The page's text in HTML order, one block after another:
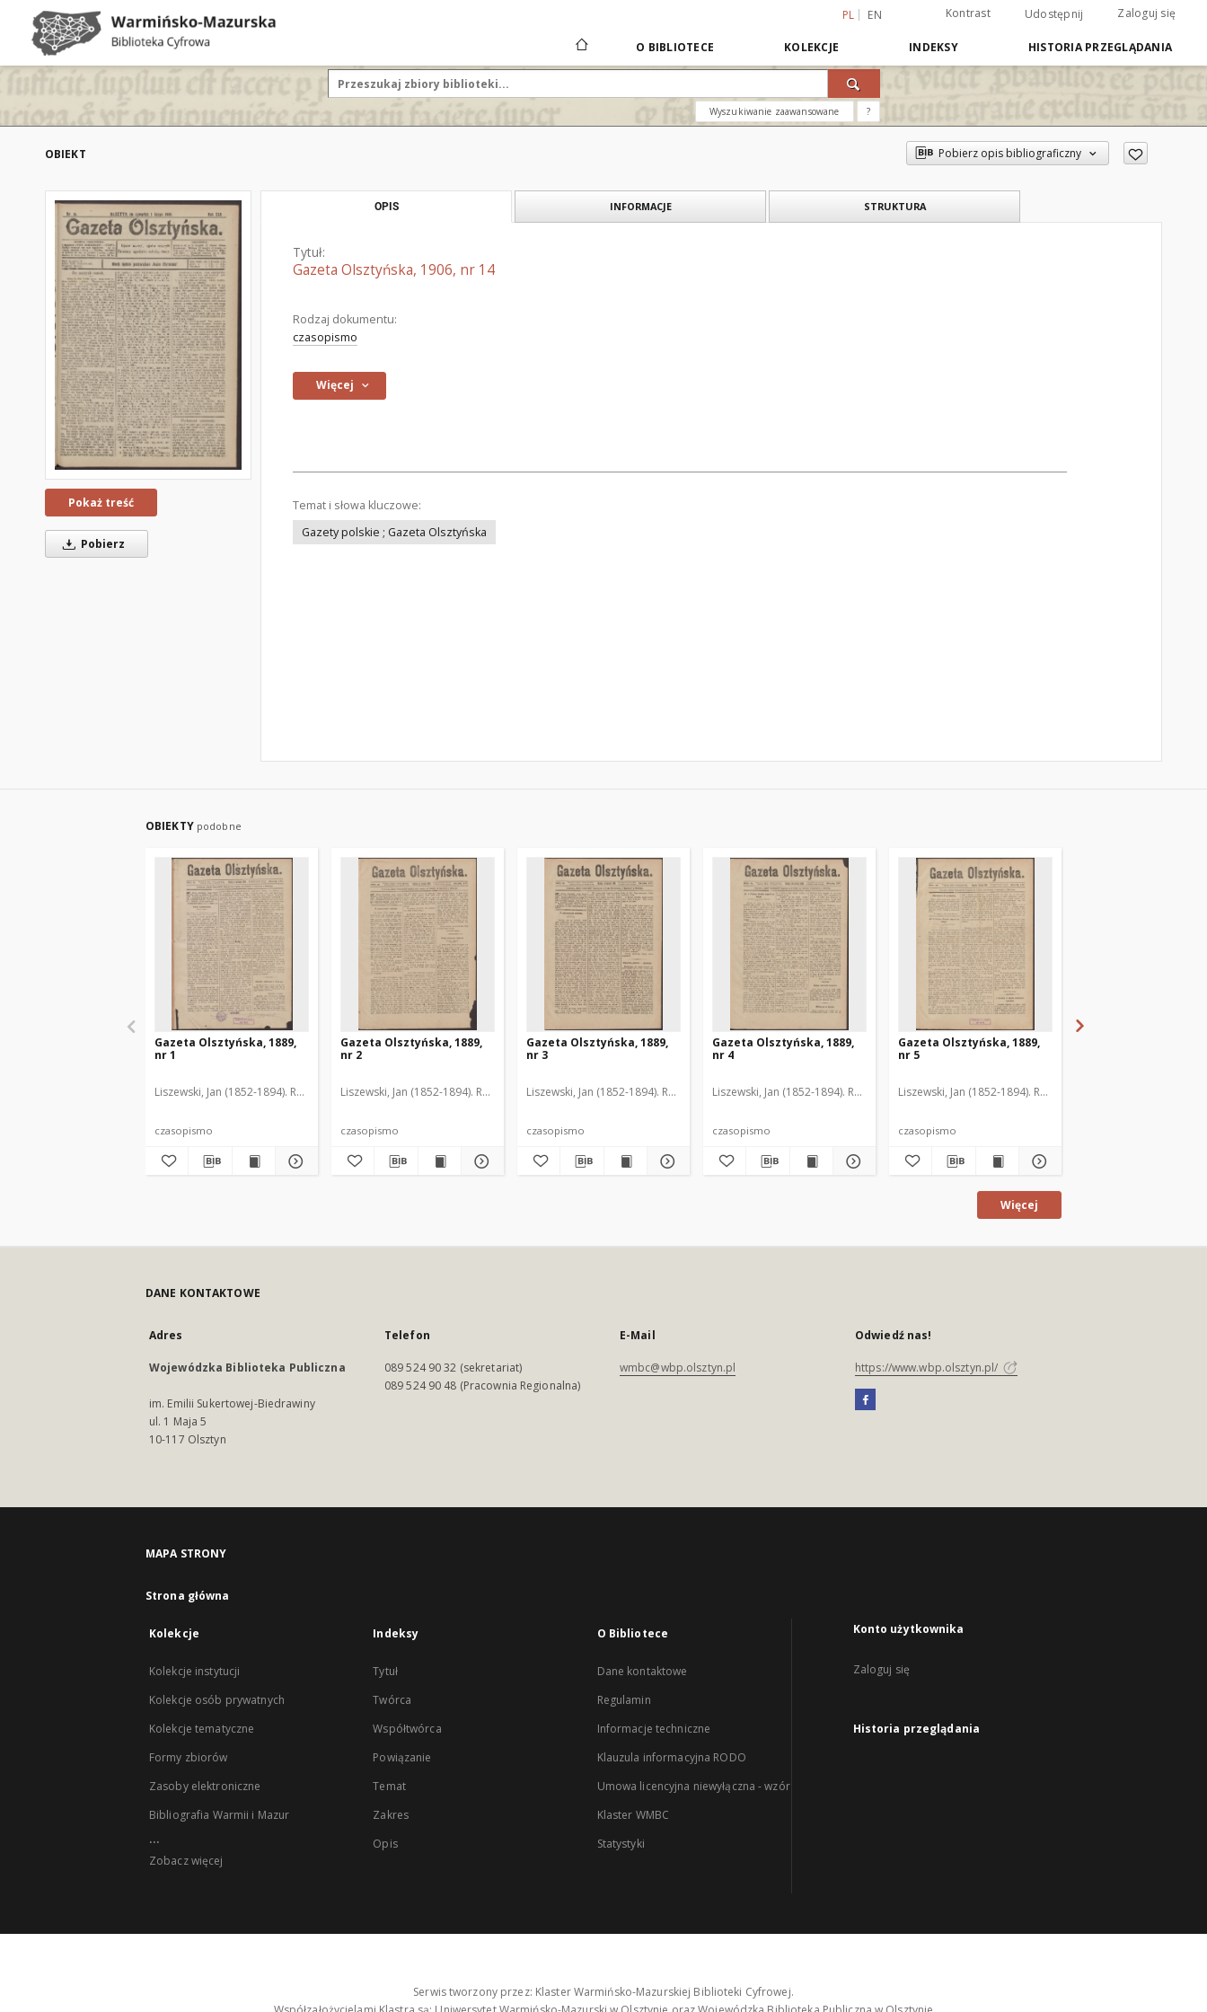
PL EN Kontrast Udostępnij Zaloguj się
O BIBLIOTECE KOLEKCJE INDEKSY HISTORIA PRZEGLĄDANIA
Wyszukiwanie zaawansowane ?
OBIEKT Pobierz opis bibliograficzny
Pokaż treść
Pobierz
OPIS INFORMACJE STRUKTURA
Tytuł:
Gazeta Olsztyńska, 1906, nr 14
Rodzaj dokumentu:
czasopismo
Więcej
Temat i słowa kluczowe:
Gazety polskie ; Gazeta Olsztyńska
OBIEKTY podobne
Gazeta Olsztyńska, 1889,
nr 1
Liszewski, Jan (1852-1894). Red.
czasopismo
Gazeta Olsztyńska, 1889,
nr 2
Liszewski, Jan (1852-1894). Red.
czasopismo
Gazeta Olsztyńska, 1889,
nr 3
Liszewski, Jan (1852-1894). Red.
czasopismo
Gazeta Olsztyńska, 1889,
nr 4
Liszewski, Jan (1852-1894). Red.
czasopismo
Gazeta Olsztyńska, 1889,
nr 5
Liszewski, Jan (1852-1894). Red.
czasopismo
Więcej
DANE KONTAKTOWE
Adres
Wojewódzka Biblioteka Publiczna
im. Emilii Sukertowej-Biedrawiny
ul. 1 Maja 5
10-117 Olsztyn
Telefon
089 524 90 32 (sekretariat)
089 524 90 48 (Pracownia Regionalna)
E-Mail
wmbc@wbp.olsztyn.pl
Odwiedź nas!
https://www.wbp.olsztyn.pl/
MAPA STRONY
Strona główna
Kolekcje
Kolekcje instytucji
Kolekcje osób prywatnych
Kolekcje tematyczne
Formy zbiorów
Zasoby elektroniczne
Bibliografia Warmii i Mazur
...
Zobacz więcej
Indeksy
Tytuł
Twórca
Współtwórca
Powiązanie
Temat
Zakres
Opis
O Bibliotece
Dane kontaktowe
Regulamin
Informacje techniczne
Klauzula informacyjna RODO
Umowa licencyjna niewyłączna - wzór
Klaster WMBC
Statystyki
Konto użytkownika
Zaloguj się
Historia przeglądania
Serwis tworzony przez: Klaster Warmińsko-Mazurskiej Biblioteki Cyfrowej.